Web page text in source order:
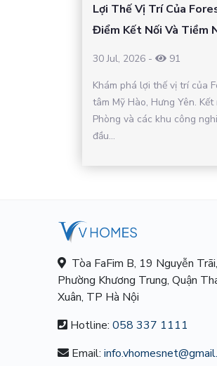
Lợi Thế Vị Trí Của
Điểm Kết Nối Và Tiềm
30 Jul, 2026 -
91
Khám phá lợi thế vị trí của
tâm Mỹ Hào, Hưng Yên.
Phòng và các khu công
đầu...
Tòa FaFim B, 19 Nguyễn Trãi,
Phường Khương Trung, Quận
Xuân, TP Hà Nội
Hotline: 058 337 1111
Email: